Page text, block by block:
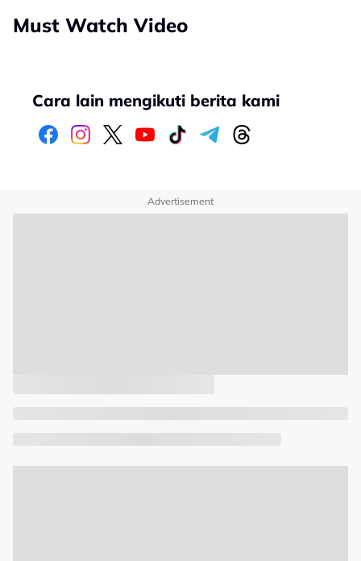
Must Watch Video
Cara lain mengikuti berita kami
Advertisement